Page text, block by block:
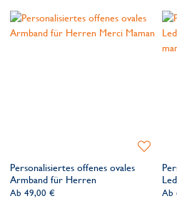
Personalisiertes offenes ovales
Armband für Herren
Ab 49,00 €
Zur
Ab